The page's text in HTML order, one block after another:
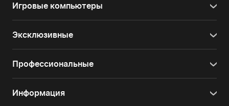
Игровые компьютеры
Эксклюзивные
Профессиональные
Информация